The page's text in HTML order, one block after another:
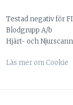
Testad negativ för
Blodgrupp A/b
Hjärt- och
Läs mer om Cookie